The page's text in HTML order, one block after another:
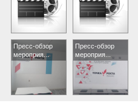
Пресс-обзор
мероприя...
Пресс-обзор
мероприя...